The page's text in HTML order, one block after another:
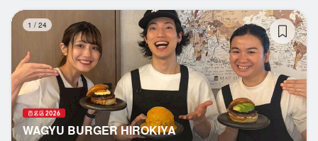
1 / 24
WAGYU BURGER HIROKIYA